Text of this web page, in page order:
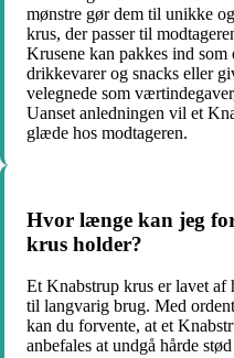
mønstre gør dem til unikke
krus, der passer til
Krusene kan pakkes ind
drikkevarer og snacks eller
velegnede som
Uanset anledningen vil et
glæde hos modtageren.
Hvor længe kan jeg
krus holder?
Et Knabstrup krus er lavet af
til langvarig brug. Med
kan du forvente, at et
anbefales at undgå hårde